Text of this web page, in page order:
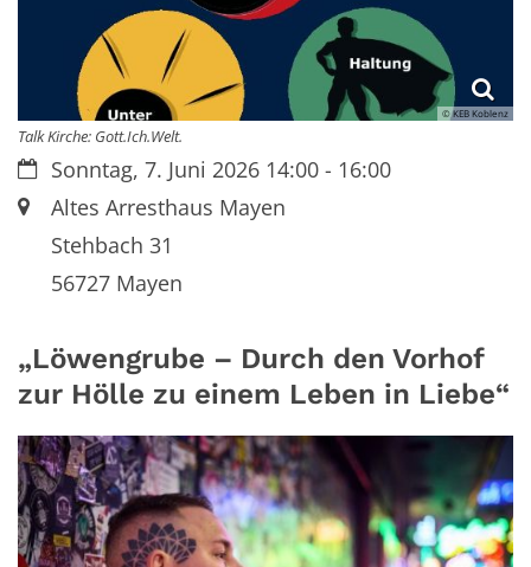
© KEB Koblenz
Talk Kirche: Gott.Ich.Welt.
Datum:Sonntag, 7. Juni 2026 14:00 - 16:00
Ort:Altes Arresthaus Mayen
Stehbach 31
56727 Mayen
„Löwengrube – Durch den Vorhof
zur Hölle zu einem Leben in Liebe“